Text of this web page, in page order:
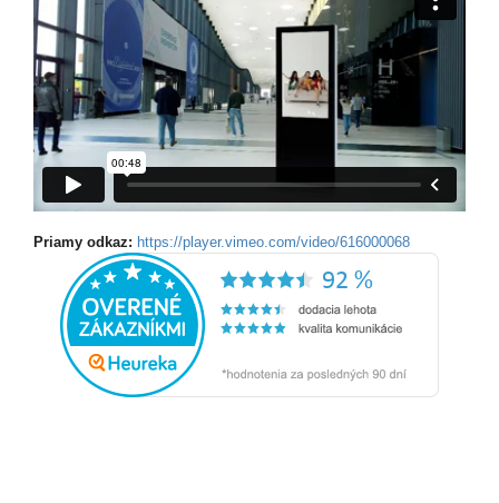
Priamy odkaz: https://player.vimeo.com/video/616000068